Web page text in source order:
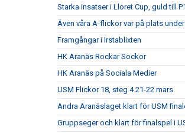
Starka insatser i Lloret Cup, guld till
Även våra A-flickor var på plats
Framgångar i Irstablixten
HK Aranäs Rockar Sockor
HK Aranäs på Sociala Medier
USM Flickor 18, steg 4 21-22 mars
Andra Aranäslaget klart för USM
Gruppseger och klart för finalspel i